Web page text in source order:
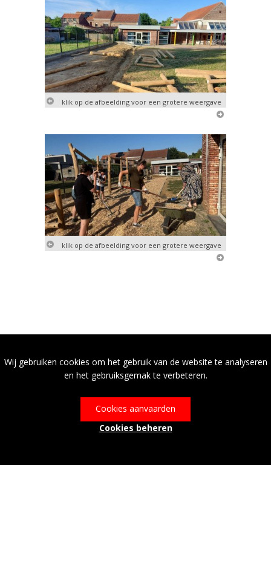
Wij gebruiken cookies om het gebruik van de website te analyseren
en het gebruiksgemak te verbeteren.
Cookies aanvaarden
Cookies beheren
klik op de afbeelding voor een grotere weergave
klik op de afbeelding voor een grotere weergave